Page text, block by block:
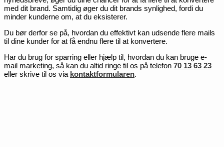
med dit brand. Samtidig øger du dit brands synlighed, fordi du
minder kunderne om, at du eksisterer.
Du bør derfor se på, hvordan du effektivt kan udsende flere mails
til dine kunder for at få endnu flere til at konvertere.
Har du brug for sparring eller hjælp til, hvordan du kan bruge e-
mail marketing, så kan du altid ringe til os på telefon 70 13 63 23
eller skrive til os via kontaktformularen.